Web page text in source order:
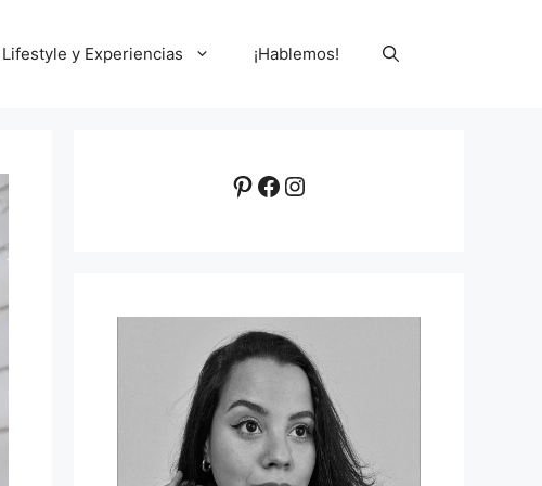
Lifestyle y Experiencias ¡Hablemos!
Pinterest
Facebook
Instagram